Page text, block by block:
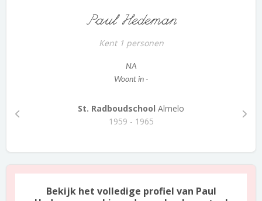
Paul Hedeman
Kent 1 personen
NA
Woont in -
St. Radboudschool Almelo
1959 - 1965
Bekijk het volledige profiel van Paul